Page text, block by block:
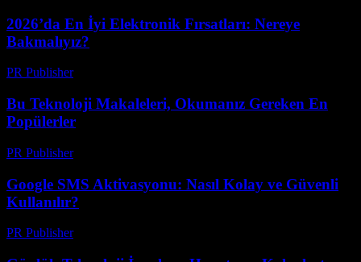
2026’da En İyi Elektronik Fırsatları: Nereye
Bakmalıyız?
PR Publisher-
Bu Teknoloji Makaleleri, Okumanız Gereken En
Popülerler
PR Publisher-
Google SMS Aktivasyonu: Nasıl Kolay ve Güvenli
Kullanılır?
PR Publisher-